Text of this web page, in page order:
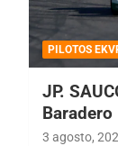
PILOTOS
JP.
Baradero
3 agosto,